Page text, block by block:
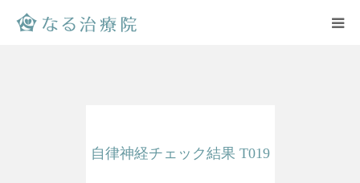
自律神経チェック結果 T019
プロフィール